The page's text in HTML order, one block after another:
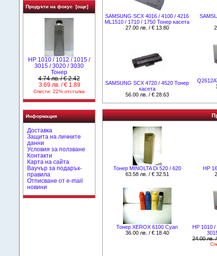
Продукти на фокус [още]
HP 1010 / 1012 / 1015 /
3015 / 3020 / 3030
Тонер
4.74 лв. / € 2.42
3.69 лв. / € 1.89
Спести: 22% отстъпка
Информация
Доставка
Защита на личните
данни
Условия за ползване
Контакти
Карта на сайта
Ваучър за подарък-
правила
Отписване от e-mail
новини
SAMSUNG SCX 4016 / 4100 / 4216
ML1510 / 1710 / 1750 Тонер касета
27.00 лв. / € 13.80
SAMSUNG SCX 4720 / 4520 Тонер
касета
56.00 лв. / € 28.63
Тонер MINOLTA Di 520 / 620
63.58 лв. / € 32.51
HР
Тонер XEROX 6100 Cyan
36.00 лв. / € 18.40
НР 1010 /
24.00 лв.